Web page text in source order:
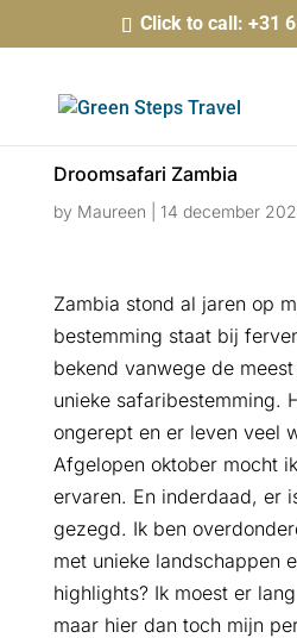
Click to call: +31
Droomsafari Zambia
by Maureen 14 december
Zambia stond al jaren op
bestemming staat bij
bekend vanwege de
unieke safaribestemming.
ongerept en er leven veel
Afgelopen oktober mocht
ervaren. En inderdaad, er
gezegd. Ik ben
met unieke landschappen
highlights? Ik moest er
maar hier dan toch mijn